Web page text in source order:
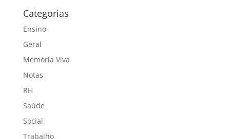
Categorias
Ensino
Geral
Memória Viva
Notas
RH
Saúde
Social
Trabalho